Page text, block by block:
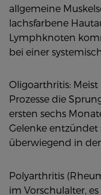
allgemeine
lachsfarbene
Lymphknoten
bei einer
Oligoarthritis:
Prozesse die
ersten sechs
Gelenke
überwiegend in
Polyarthritis
im Vorschulalter,